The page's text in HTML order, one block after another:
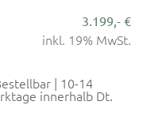
3.199,- €
inkl. 19% MwSt.
| 10-14
innerhalb Dt.